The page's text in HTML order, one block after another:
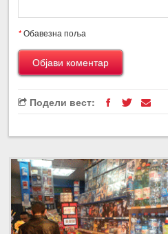
*Обавезна поља
Подели вест: